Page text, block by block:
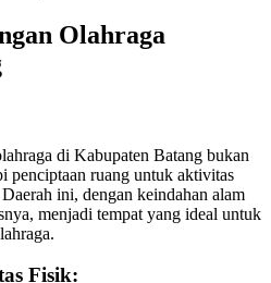
Olahraga
di Kabupaten Batang bukan
penciptaan ruang untuk aktivitas
ini, dengan keindahan alam
menjadi tempat yang ideal untuk
Fisik: